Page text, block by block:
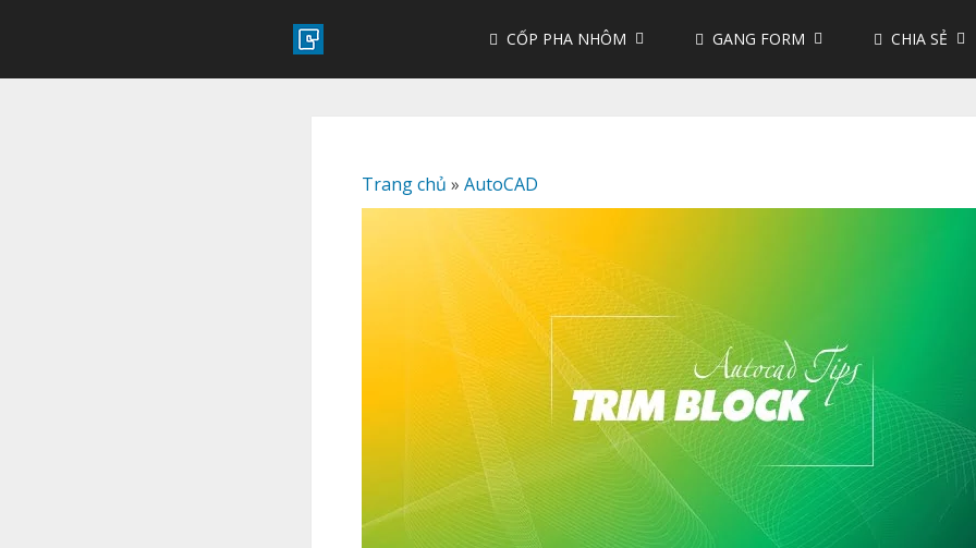
CỐP PHA NHÔM GANG FORM CHIA SẺ
Trang chủ »AutoCAD